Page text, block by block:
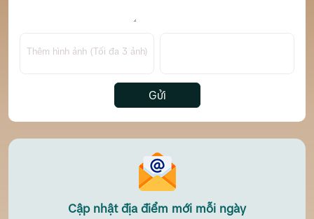
Thêm hình ảnh (Tối đa 3 ảnh)
Gửi
Cập nhật địa điểm mới mỗi ngày